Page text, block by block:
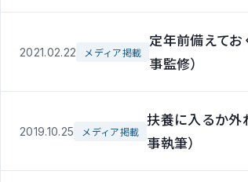
2021.02.22 メディア掲載
定年前備えて
事監修）
2019.10.25 メディア掲載
扶養に入るか
事執筆）